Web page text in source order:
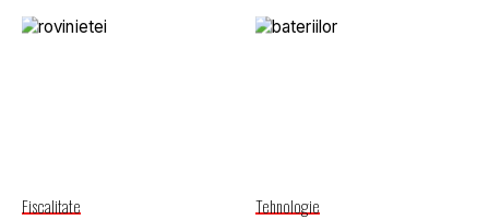
Fiscalitate Tehnologie